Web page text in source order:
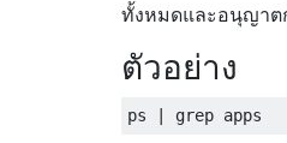
ทั้งหมดและอนุญาต
ตัวอย่าง